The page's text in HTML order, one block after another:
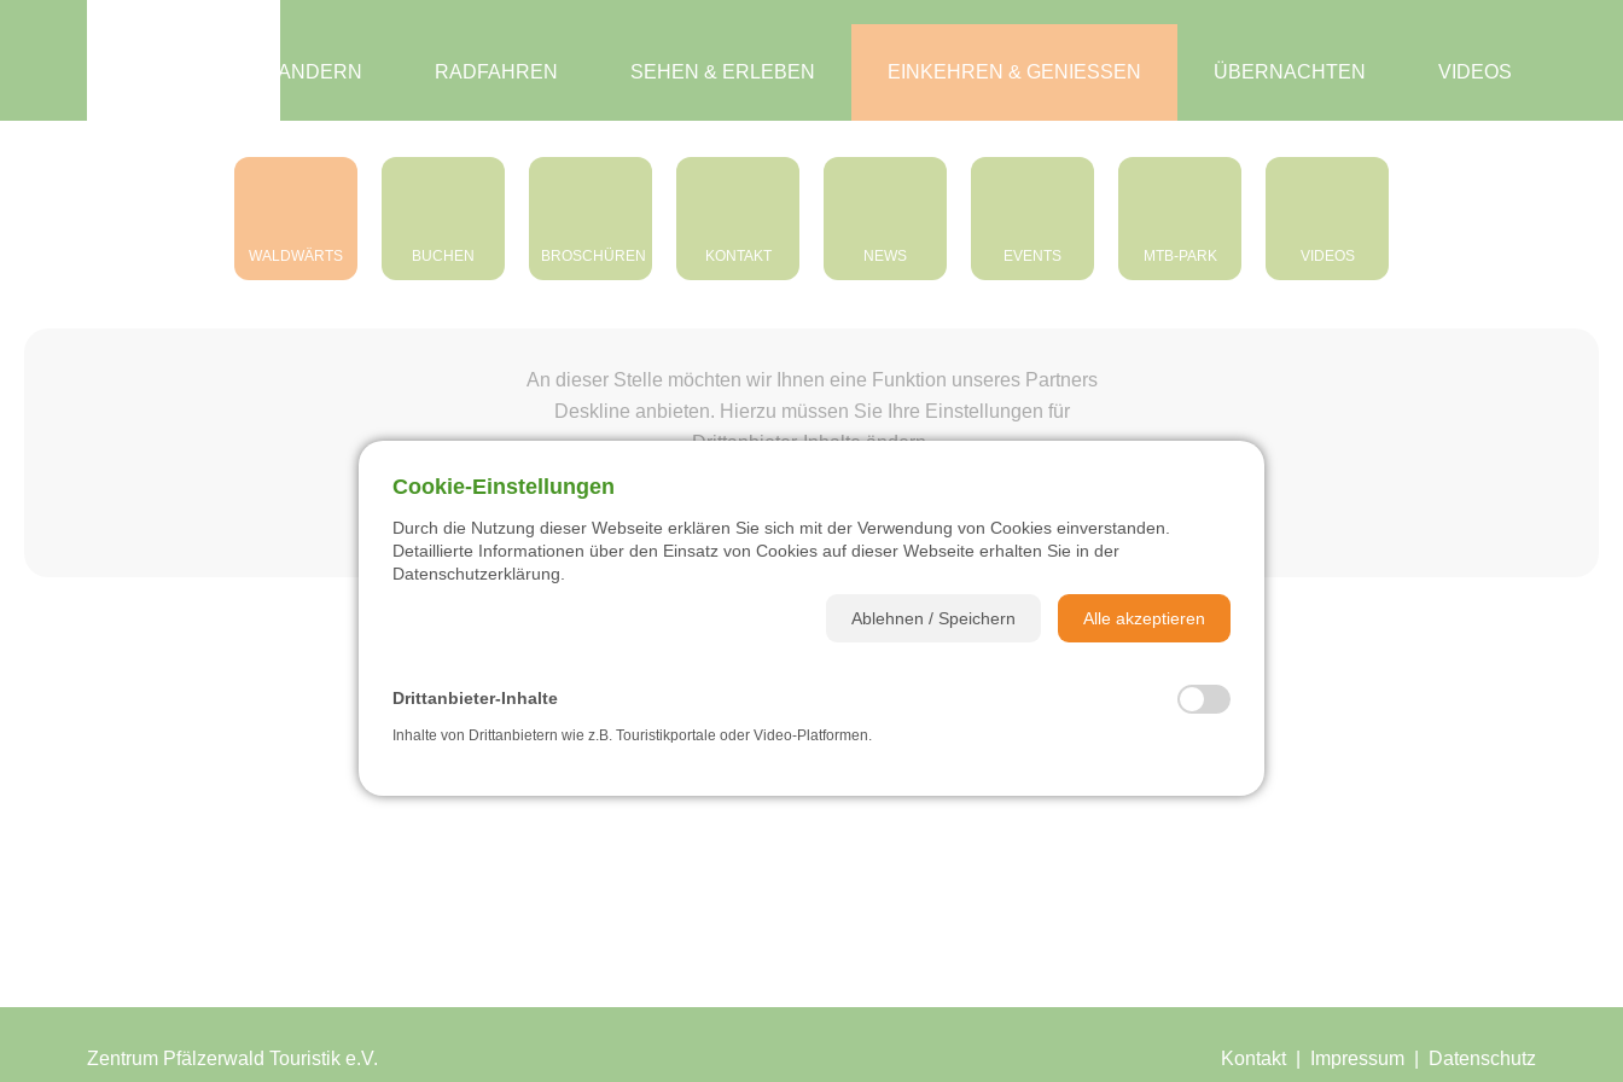
WANDERN
RADFAHREN SEHEN & ERLEBEN EINKEHREN & GENIESSEN ÜBERNACHTEN VIDEOS
WALDWÄRTS BUCHEN BROSCHÜREN KONTAKT NEWS EVENTS MTB-PARK VIDEOS
An dieser Stelle möchten wir Ihnen eine Funktion unseres Partners
Deskline anbieten. Hierzu müssen Sie Ihre Einstellungen für
Drittanbieter-Inhalte ändern.
Cookie-Einstellungen
Durch die Nutzung dieser Webseite erklären Sie sich mit der Verwendung von Cookies einverstanden.
Detaillierte Informationen über den Einsatz von Cookies auf dieser Webseite erhalten Sie in der
Datenschutzerklärung
Ablehnen / Speichern Alle akzeptieren
Drittanbieter-Inhalte
Inhalte von Drittanbietern wie z.B. Touristikportale oder Video-Platformen.
Zentrum Pfälzerwald Touristik e.V.
Kontakt Impressum Datenschutz